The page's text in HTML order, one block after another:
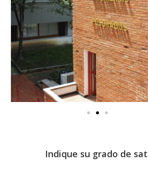
Indique su grado de